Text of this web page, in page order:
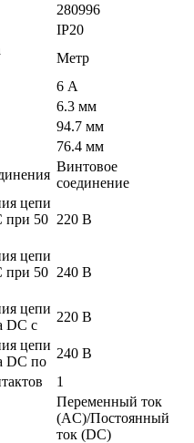
280996
IP20
Метр
6 А
6.3 мм
94.7 мм
76.4 мм
Винтовое
соединение
цепи
при 50 220 В
цепи
при 50 240 В
цепи
DC с
220 В
цепи
DC по
240 В
1
Переменный ток
(AC)/Постоянный
ток (DC)